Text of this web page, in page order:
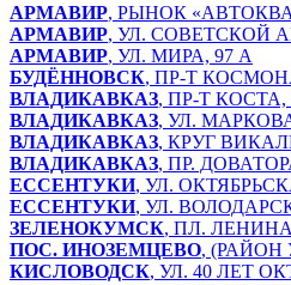
АРМАВИР, РЫНОК
АРМАВИР, УЛ. СОВЕТСКОЙ
АРМАВИР, УЛ. МИРА, 97 А
БУДЁННОВСК, ПР-Т
ВЛАДИКАВКАЗ, ПР-Т КОСТА,
ВЛАДИКАВКАЗ, УЛ.
ВЛАДИКАВКАЗ, КРУГ
ВЛАДИКАВКАЗ, ПР.
ЕССЕНТУКИ, УЛ.
ЕССЕНТУКИ, УЛ.
ЗЕЛЕНОКУМСК, ПЛ.
ПОС. ИНОЗЕМЦЕВО, (РАЙОН
КИСЛОВОДСК, УЛ. 40 ЛЕТ